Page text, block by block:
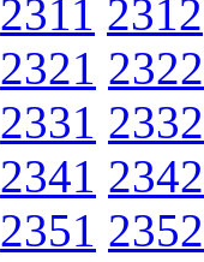
2311 2312
2321 2322
2331 2332
2341 2342
2351 2352